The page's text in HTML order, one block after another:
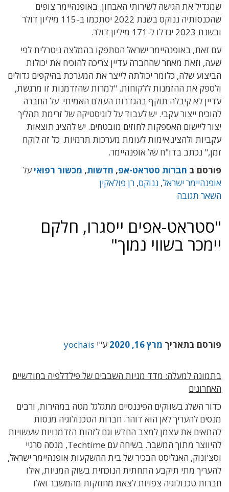
שמגדיל את הגישה לשירותי האבחון. באופנהיימר צופים
שהכנסותיה ננוקס בשנת 2022 יסתכמו ב-115 מיליון דולר
ובשנת 2023 יגדלו ל-171 מיליון דולר.
עם זאת, באופנהיימר ישראל הסתפקו בהמלצה ניטרלית לפי
שעה, וזאת מאחר שהחברה עדיין צריכה להוכיח את יכולות
הביצוע שלה, כלומר יכולתה לייצר את המערכת בהיקפים גדולים
ולספק את ההזמנות ללקוחות. "למרות שהזדמנות זו מרגשת,
עדיין לא קיבלה תוקף בהגדרות העולם האמיתי. על החברה
להוכיח ייצור עקבי. יש לעבוד על לוגיסטיקה של זרימת תהליך
יצור ליישום האספקות לחוזים מובטחים. יש להציג תוצאות
עקביות ולהציג אימות לעומת מערכות תרמיות. כל זה לוקח
זמן," נכתב בדו"ח של אופנהיימר.
פורסם ב חברות סטראט-אפ, חדשות, מכשור רפואי על
אופנהיימר ישראל, ננוקס, רן פולאקין
השאר תגובה
"סטראט-אפים ייסגרו, חלקם
יימכר בשווי נמוך"
פורסם בתאריך מרץ 16, 2020 ע"י yochais
בתמונה למעלה: מדד מניות השבבים של פילדלפיה בחודשיים
האחרונים
כדור השלג בשווקים הפיננסיים מתגלגל מטה במהירות, ורבים
מנסים להעריך לאן הוא דוהר. חברות הטכנולוגיה מנסות
להתאים את עצמן למצב החדש וגם לזהות הזדמנויות שעשויות
להיווצר מתוך המשבר. בשיחה עם Techtime, מנסה סרגיי
וסצ'ונוק, האנליסט הבכיר של בית ההשקעות אופנהיימר ישראל,
להעריך מתי תיקבע התחתית הנוכחית בשוק המניות, אילו
חברות טכנולוגיה צפויות לצאת מחוזקות מהמשבר ואלו